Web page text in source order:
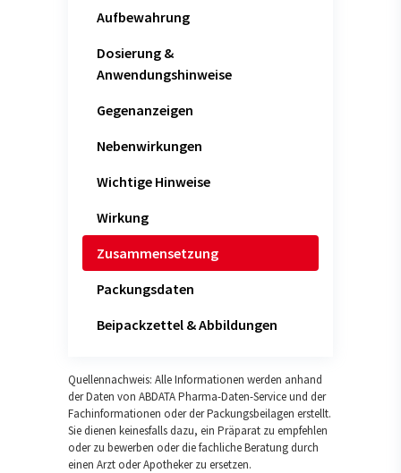
Aufbewahrung
Dosierung &
Anwendungshinweise
Gegenanzeigen
Nebenwirkungen
Wichtige Hinweise
Wirkung
Zusammensetzung
Packungsdaten
Beipackzettel & Abbildungen
Quellennachweis: Alle Informationen werden anhand
der Daten von ABDATA Pharma-Daten-Service und der
Fachinformationen oder der Packungsbeilagen erstellt.
Sie dienen keinesfalls dazu, ein Präparat zu empfehlen
oder zu bewerben oder die fachliche Beratung durch
einen Arzt oder Apotheker zu ersetzen.